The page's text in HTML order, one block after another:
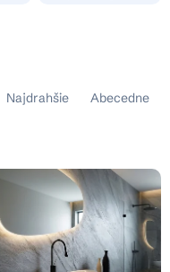
Najdrahšie Abecedne